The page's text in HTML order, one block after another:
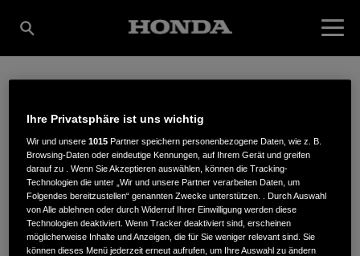
RAIFFEISEN
LANDBUND EG LAND-
Ihre Privatsphäre ist uns wichtig
Wir und unsere1015 Partner speichern personenbezogene Daten, wie z. B.
Browsing-Daten oder eindeutige Kennungen, auf Ihrem Gerät und greifen
darauf zu . Wenn Sie Akzeptieren auswählen, können die Tracking-
Technologien die unter „Wir und unsere Partner verarbeiten Daten, um
Folgendes bereitzustellen“ genannten Zwecke unterstützen. . Durch Auswahl
von Alle ablehnen oder durch Widerruf Ihrer Einwilligung werden diese
Technologien deaktiviert. Wenn Tracker deaktiviert sind, erscheinen
möglicherweise Inhalte und Anzeigen, die für Sie weniger relevant sind. Sie
können dieses Menü jederzeit erneut aufrufen, um Ihre Auswahl zu ändern